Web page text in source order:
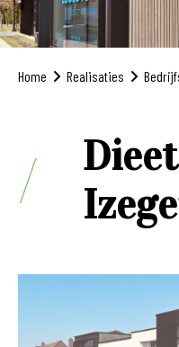
Home Realisaties